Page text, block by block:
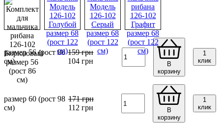
размер 56 (рост 86
см)
159грн
104 грн
В
корзину
1
клик
размер 60 (рост 98
см)
171грн
112 грн
В
корзину
1
клик